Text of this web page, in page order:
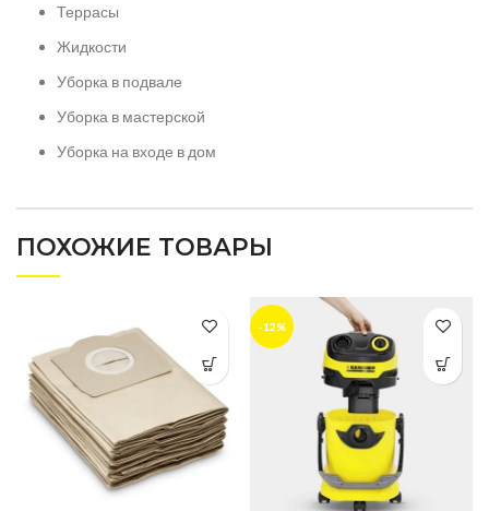
Террасы
Жидкости
Уборка в подвале
Уборка в мастерской
Уборка на входе в дом
ПОХОЖИЕ ТОВАРЫ
-12%